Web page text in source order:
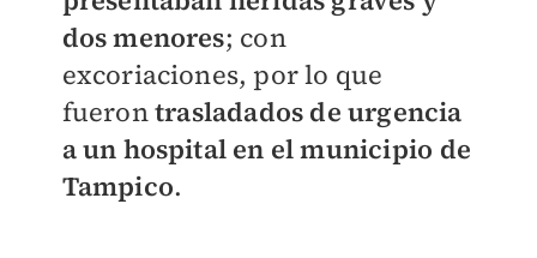
dos menores; con
excoriaciones, por lo que
fuerontrasladados de urgencia
a un hospital en el municipio de
Tampico.